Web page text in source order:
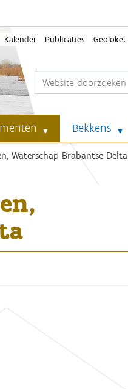
Kalender Publicaties Geoloket
Bekkens
Waterschap Brabantse Delta